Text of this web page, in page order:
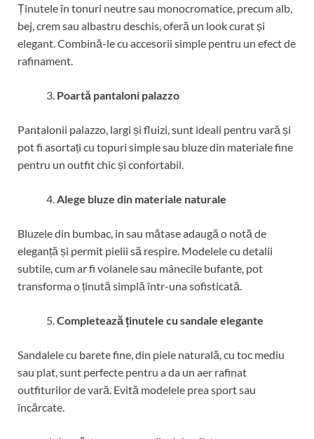
Ținutele în tonuri neutre sau monocromatice, precum alb,
bej, crem sau albastru deschis, oferă un look curat și
elegant. Combină-le cu accesorii simple pentru un efect de
rafinament.
Poartă pantaloni palazzo
Pantalonii palazzo, largi și fluizi, sunt ideali pentru vară și
pot fi asortați cu topuri simple sau bluze din materiale fine
pentru un outfit chic și confortabil.
Alege bluze din materiale naturale
Bluzele din bumbac, in sau mătase adaugă o notă de
eleganță și permit pielii să respire. Modelele cu detalii
subtile, cum ar fi volanele sau mânecile bufante, pot
transforma o ținută simplă într-una sofisticată.
Completează ținutele cu sandale elegante
Sandalele cu barete fine, din piele naturală, cu toc mediu
sau plat, sunt perfecte pentru a da un aer rafinat
outfiturilor de vară. Evită modelele prea sport sau
încărcate.